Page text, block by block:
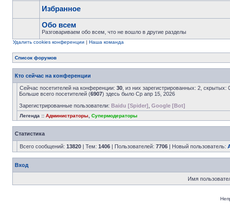
Избранное
Обо всем
Разговариваем обо всем, что не вошло в другие разделы
Удалить cookies конференции | Наша команда
Список форумов
Кто сейчас на конференции
Сейчас посетителей на конференции: 30 , из них зарегистрированных: 2,
Больше всего посетителей (6907) здесь было Ср апр 15, 2026
Зарегистрированные пользователи: Baidu [Spider] Google [Bot]
Легенда :: Администраторы Супермодераторы
Статистика
Всего сообщений: 13820 | Тем: 1406 | Пользователей: 7706 | Новый пользователь:
Вход
Имя